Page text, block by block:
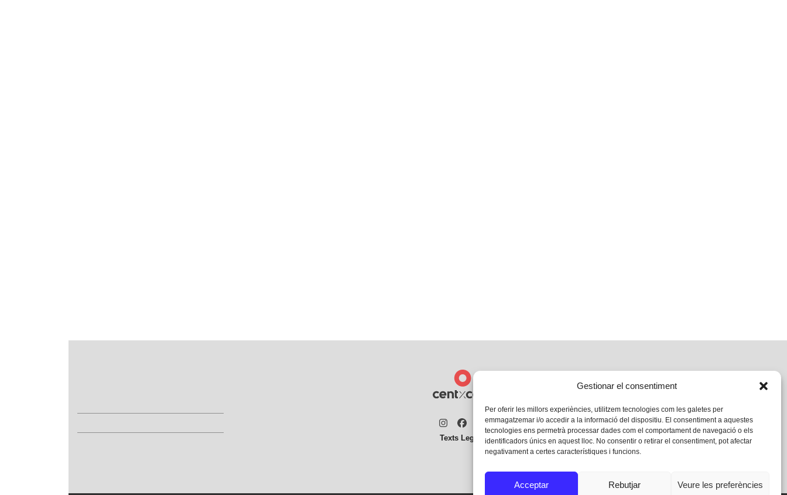
Gestionar el consentiment
Per oferir les millors experiències, utilitzem tecnologies com les galetes per
emmagatzemar i/o accedir a la informació del dispositiu. El consentiment a aquestes
tecnologies ens permetrà processar dades com el comportament de navegació o els
identificadors únics en aquest lloc. No consentir o retirar el consentiment, pot afectar
negativament a certes característiques i funcions.
Acceptar Rebutjar Veure les preferències
Instagram
Facebook
Twitter
Texts Legals